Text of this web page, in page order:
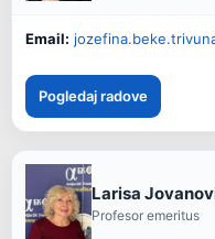
Email:
Pogledaj radove
Larisa
Profesor emeritus